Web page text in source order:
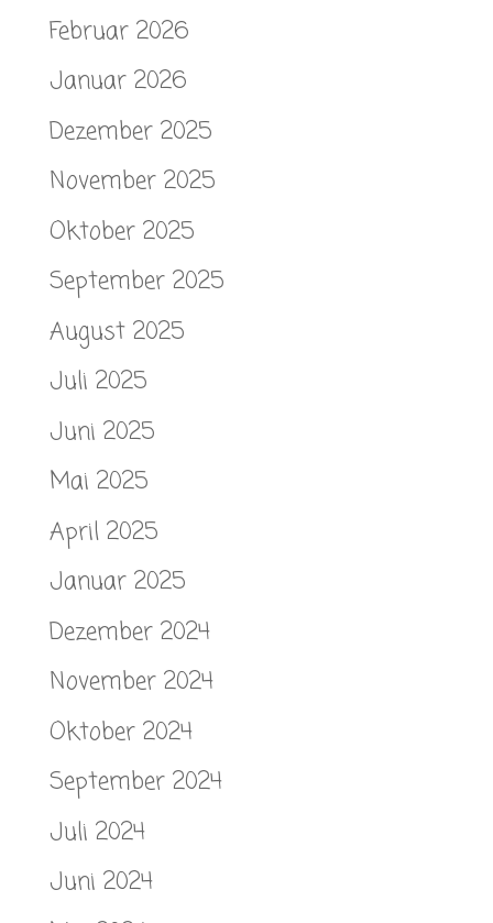
Februar 2026
Januar 2026
Dezember 2025
November 2025
Oktober 2025
September 2025
August 2025
Juli 2025
Juni 2025
Mai 2025
April 2025
Januar 2025
Dezember 2024
November 2024
Oktober 2024
September 2024
Juli 2024
Juni 2024